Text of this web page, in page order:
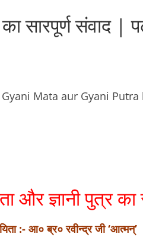
का सारपूर्ण
( Gyani Mata aur Gyani
और ज्ञानी पुत्र
:- आ० ब्र० रवीन्द्र जी ‘आत्मन्’